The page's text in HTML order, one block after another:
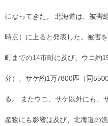
になってきた。 北海道は、被害
時点）に上ると発表した。被害
町までの14市町に及び、ウニ約
分）、サケ約1万7800匹（同
る。 またウニ、サケ以外にも、
産物にも影響は及び、北海道の